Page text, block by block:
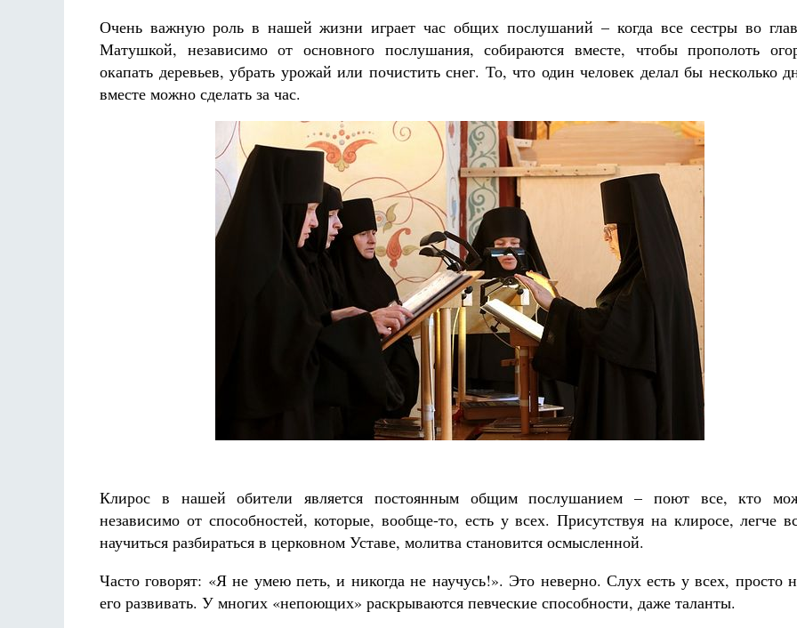
Очень важную роль в нашей жизни играет час общих послушаний – когда все сестры во
Матушкой, независимо от основного послушания, собираются вместе, чтобы прополоть
окапать деревьев, убрать урожай или почистить снег. То, что один человек делал бы несколько
вместе можно сделать за час.
Клирос в нашей обители является постоянным общим послушанием – поют все, кто
независимо от способностей, которые, вообще-то, есть у всех. Присутствуя на клиросе, легче
научиться разбираться в церковном Уставе, молитва становится осмысленной.
Часто говорят: «Я не умею петь, и никогда не научусь!». Это неверно. Слух есть у всех, просто
его развивать. У многих «непоющих» раскрываются певческие способности, даже таланты.